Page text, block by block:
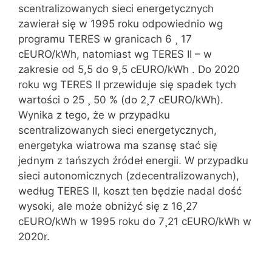
scentralizowanych sieci energetycznych
zawierał się w 1995 roku odpowiednio wg
programu TERES w granicach 6 ¸ 17
cEURO/kWh, natomiast wg TERES II – w
zakresie od 5,5 do 9,5 cEURO/kWh . Do 2020
roku wg TERES II przewiduje się spadek tych
wartości o 25 ¸ 50 % (do 2¸7 cEURO/kWh).
Wynika z tego, że w przypadku
scentralizowanych sieci energetycznych,
energetyka wiatrowa ma szansę stać się
jednym z tańszych źródeł energii. W przypadku
sieci autonomicznych (zdecentralizowanych),
według TERES II, koszt ten będzie nadal dość
wysoki, ale może obniżyć się z 16¸27
cEURO/kWh w 1995 roku do 7¸21 cEURO/kWh w
2020r.